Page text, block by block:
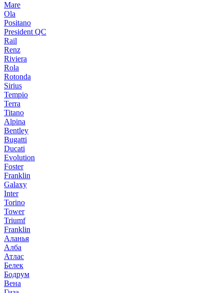
Mare
Ola
Positano
President QC
Rail
Renz
Riviera
Rola
Rotonda
Sirius
Tempio
Terra
Titano
Alpina
Bentley
Bugatti
Ducati
Evolution
Foster
Franklin
Galaxy
Inter
Torino
Tower
Triumf
Franklin
Аланья
Алба
Атлас
Белек
Бодрум
Вена